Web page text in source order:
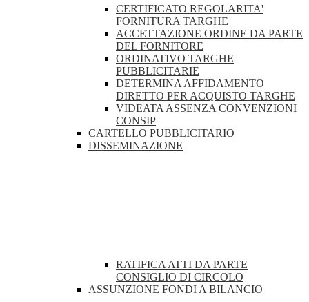
CERTIFICATO REGOLARITA'
FORNITURA TARGHE
ACCETTAZIONE ORDINE DA PARTE
DEL FORNITORE
ORDINATIVO TARGHE
PUBBLICITARIE
DETERMINA AFFIDAMENTO
DIRETTO PER ACQUISTO TARGHE
VIDEATA ASSENZA CONVENZIONI
CONSIP
CARTELLO PUBBLICITARIO
DISSEMINAZIONE
RATIFICA ATTI DA PARTE
CONSIGLIO DI CIRCOLO
ASSUNZIONE FONDI A BILANCIO